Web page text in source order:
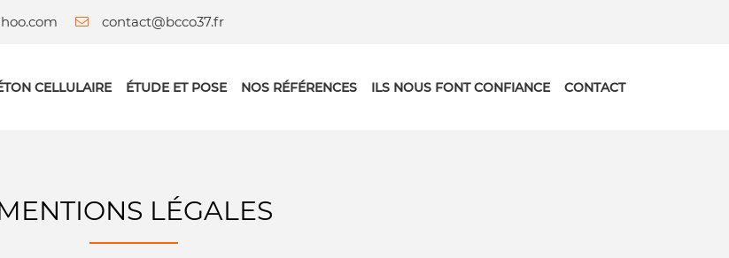
contact@bcco37.fr
CELLULAIRE ÉTUDE ET POSE NOS RÉFÉRENCES ILS NOUS FONT CONFIANCE CONTACT
LÉGALES